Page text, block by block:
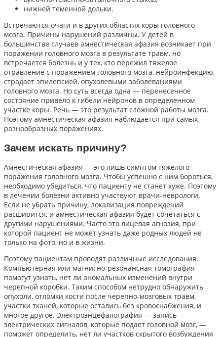
нижней теменной дольки.
Встречаются очаги и в других областях коры головного
мозга. Причины нарушений различны. У детей в
большинстве случаев амнестическая афазия возникает при
поражении головного мозга в результате травм, но
встречается болезнь и у тех, кто пережил тяжелое
отравление с поражением головного мозга, нейроинфекцию,
страдает эпилепсией, опухолевыми заболеваниями
головного мозга. Но суть всегда одна — перенесенное
состояние привело к гибели нейронов в определенном
участке коры. Речь — это результат сложной работы мозга.
Поэтому амнестическая афазия наблюдается при самых
разнообразных поражениях.
Зачем искать причину?
Амнестическая афазия — это лишь симптом тяжелого
поражения головного мозга. Чтобы успешно с ним бороться,
необходимо убедиться, что пациенту не станет хуже. Поэтому
в лечении болезни активно участвуют врачи-неврологи.
Если не убрать причину, локализация повреждений
расширится, и амнестическая афазия будет сочетаться с
другими нарушениями. Часто это лицевая агнозия, при
которой пациент не может узнать даже родных людей не
только на фото, но и в жизни.
Поэтому пациентам проводят различные исследования.
Компьютерная или магнитно-резонансная томография
помогут узнать, нет ли аномальных изменений внутри
черепной коробки. Таким способом нетрудно обнаружить
опухоли, отломки кости после черепно-мозговых травм,
участки тканей, которые остались без кровоснабжения, и
многое другое. Электроэнцефалография — запись
электрических сигналов, которые подает головной мозг, —
поможет определить, нет ли участков скрытого возбуждения